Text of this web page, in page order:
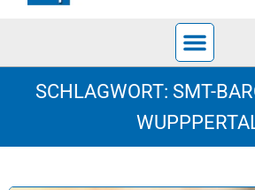
SCHLAGWORT: SMT-